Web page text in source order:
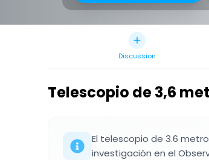
Discussion
Telescopio de 3,6
El telescopio de 3.6
investigación en el